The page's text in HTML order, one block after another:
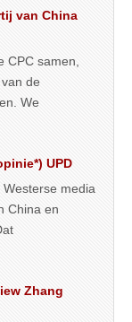
van China
CPC samen,
de
We
UPD
media
China en
Zhang